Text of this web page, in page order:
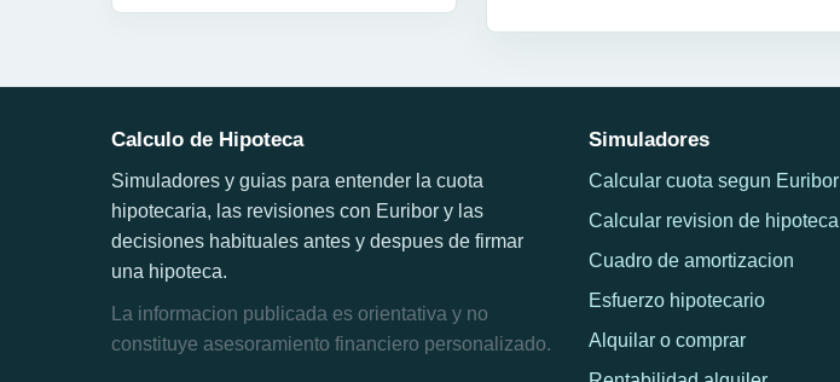
Calculo de Hipoteca
Simuladores y guias para entender la cuota
hipotecaria, las revisiones con Euribor y las
decisiones habituales antes y despues de firmar
una hipoteca.
La informacion publicada es orientativa y no
constituye asesoramiento financiero personalizado.
Simuladores
Calcular cuota segun Euribor
Calcular revision de hipoteca
Cuadro de amortizacion
Esfuerzo hipotecario
Alquilar o comprar